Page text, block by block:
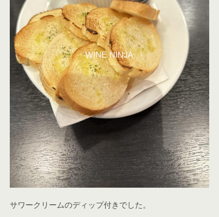
サワークリームのディップ付きでした。